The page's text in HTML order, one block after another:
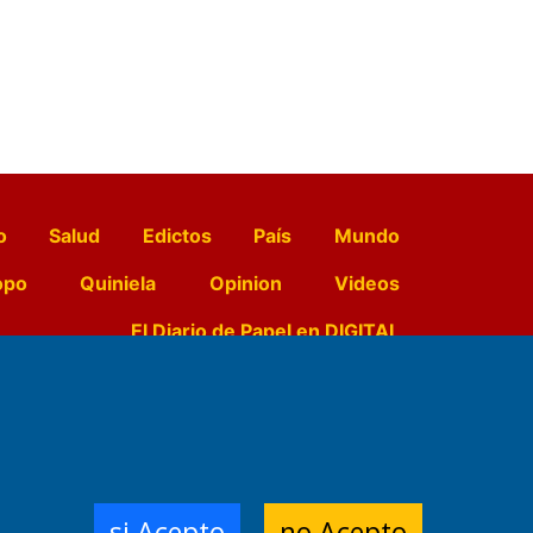
Salud Edictos País
Mundo
Quiniela Opinion
Videos
El Diario de Papel en DIGITAL